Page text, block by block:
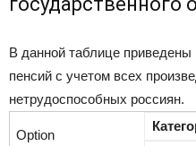
В данной таблице
пенсий с учетом всех
нетрудоспособных россиян.